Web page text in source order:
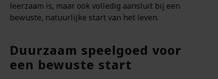
leerzaam is, maar ook volledig aansluit bij een
bewuste, natuurlijke start van het leven.
Duurzaam speelgoed voor
een bewuste start